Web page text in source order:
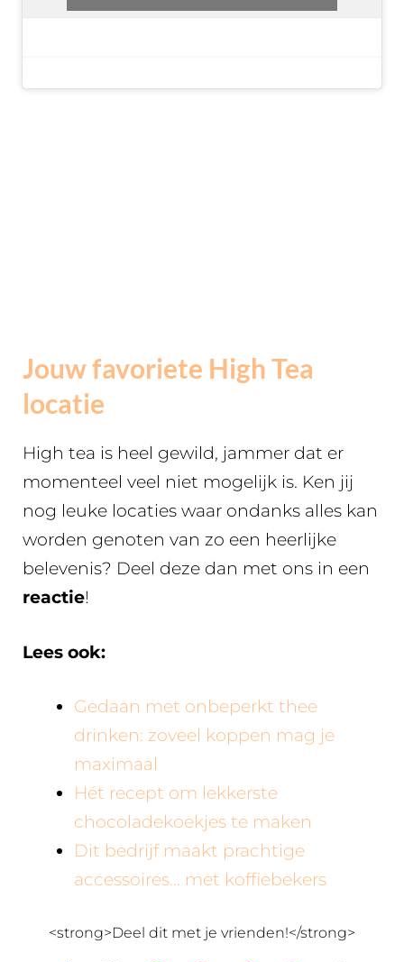
Jouw favoriete High Tea
locatie
High tea is heel gewild, jammer dat er
momenteel veel niet mogelijk is. Ken jij
nog leuke locaties waar ondanks alles kan
worden genoten van zo een heerlijke
belevenis? Deel deze dan met ons in een
reactie!
Lees ook:
Gedaan met onbeperkt thee
drinken: zoveel koppen mag je
maximaal
Hét recept om lekkerste
chocoladekoekjes te maken
Dit bedrijf maakt prachtige
accessoires… met koffiebekers
<strong>Deel dit met je vrienden!</strong>